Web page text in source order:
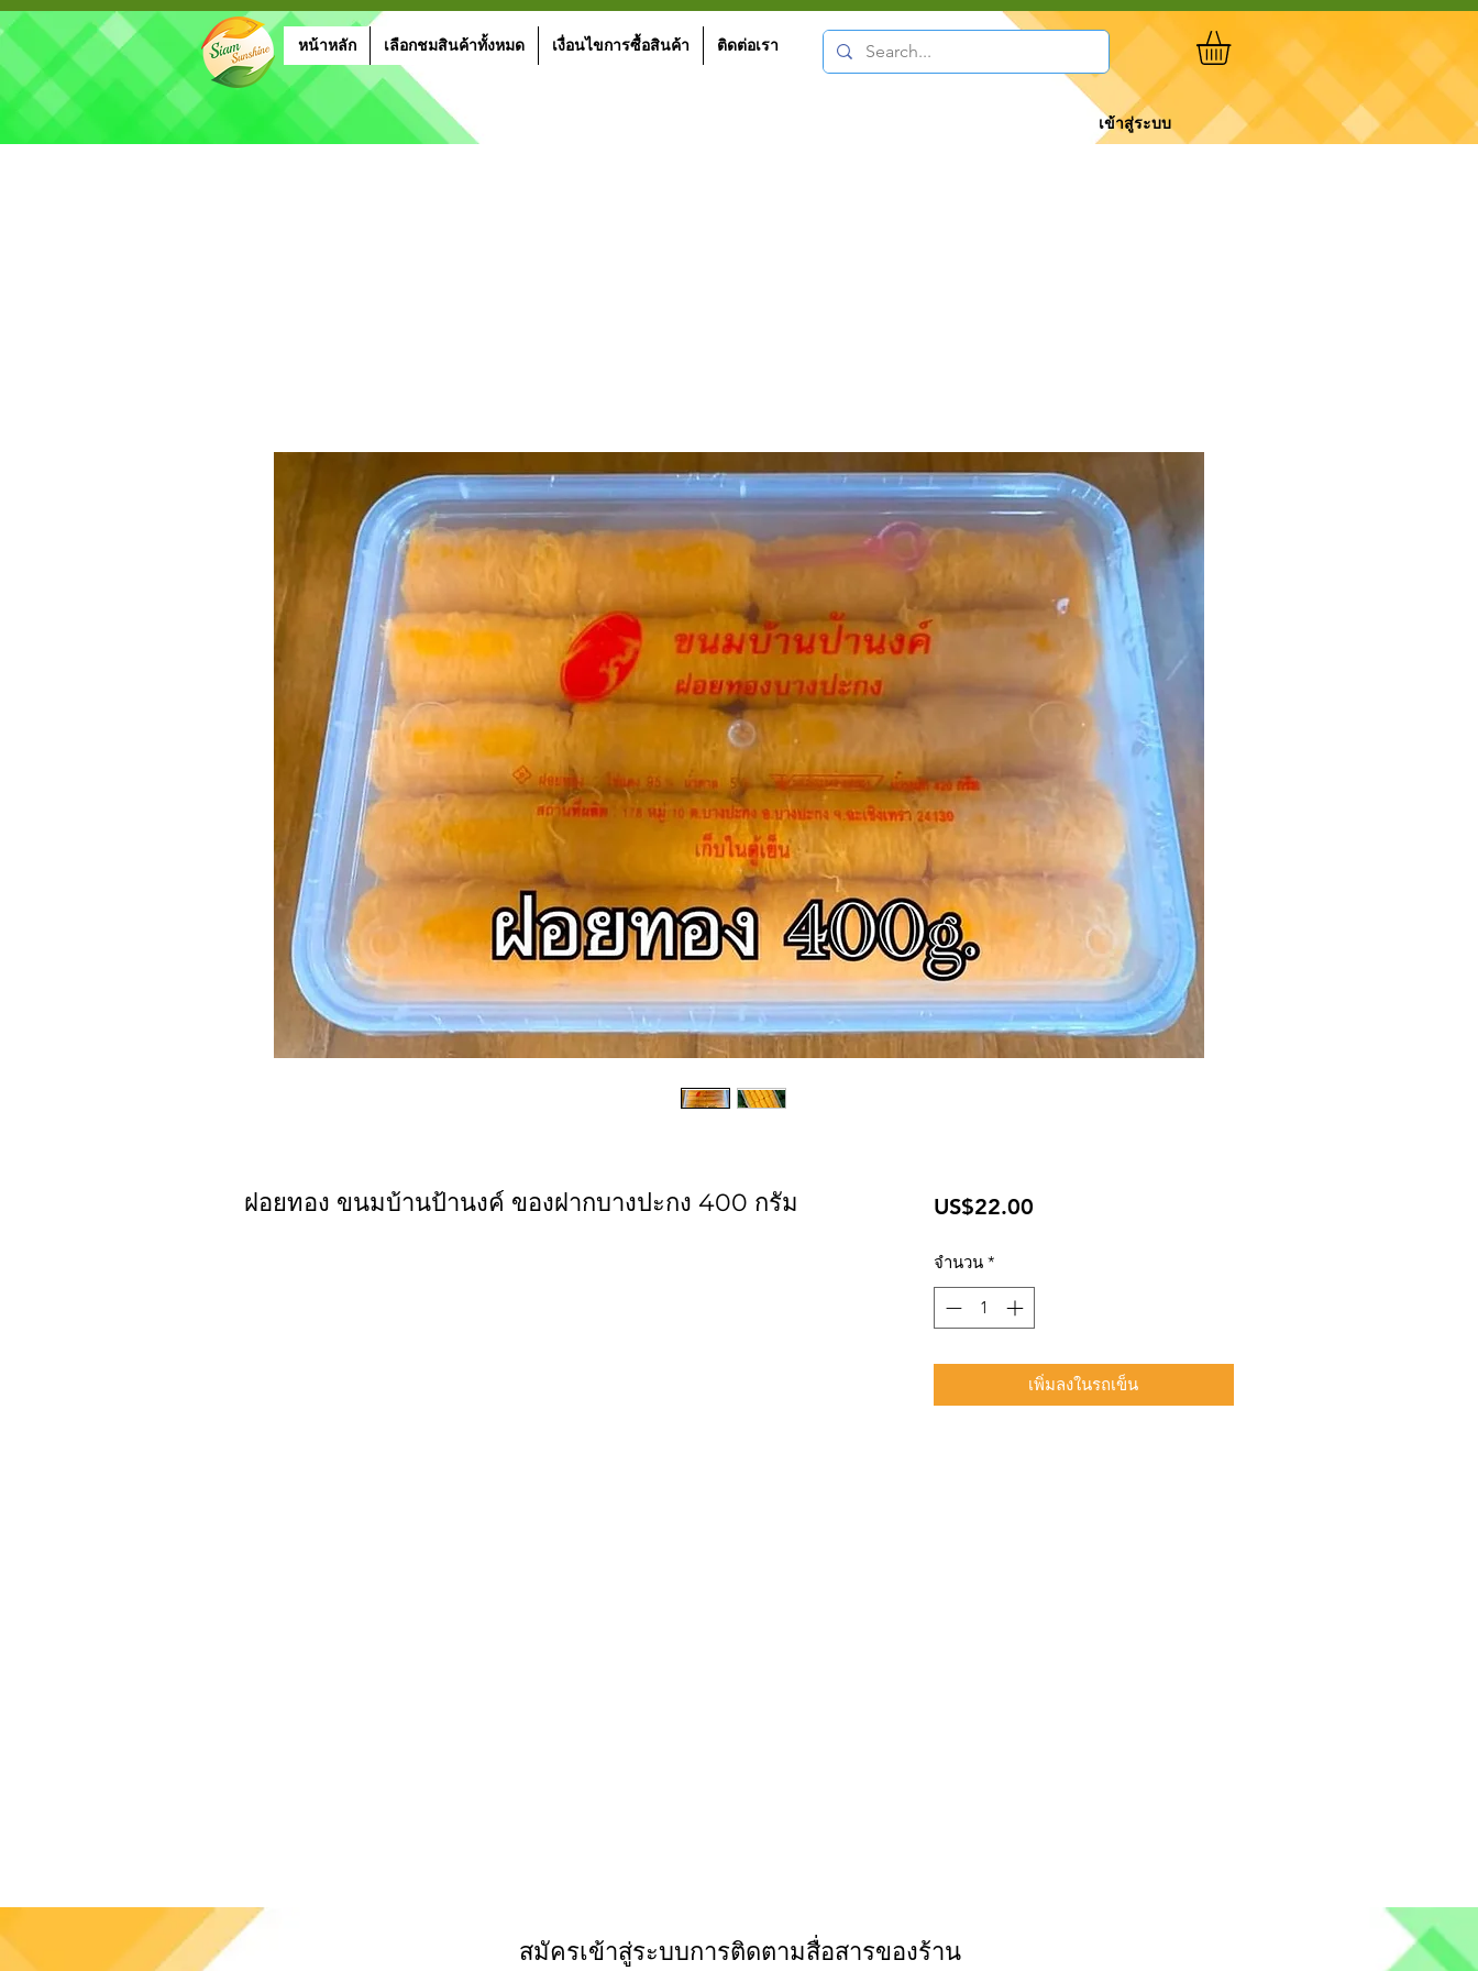
หน้าหลัก เลือกชมสินค้าทั้งหมด เงื่อนไขการซื้อสินค้า ติดต่อเรา
เข้าสู่ระบบ
ฝอยทอง ขนมบ้านป้านงค์ ของฝากบางปะกง 400 กรัม US$22.00ราคา
จำนวน *
เพิ่มลงในรถเข็น
สมัครเข้าสู่ระบบการติดตามสื่อสารของร้าน